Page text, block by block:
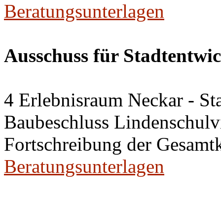
Beratungsunterlagen
Ausschuss für
4 Erlebnisraum Neckar -
Baubeschluss
Fortschreibung der
Beratungsunterlagen